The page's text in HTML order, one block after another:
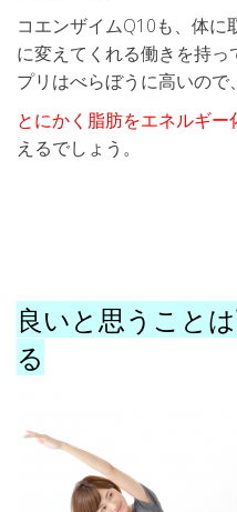
コエンザイムQ10も、体に
に変えてくれる働きを持
プリはべらぼうに高いので
とにかく脂肪をエネルギ
えるでしょう。
良いと思うこと
る